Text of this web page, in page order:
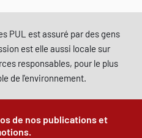
PUL est assuré par des gens
est elle aussi locale sur
responsables, pour le plus
de l'environnement.
de nos publications et